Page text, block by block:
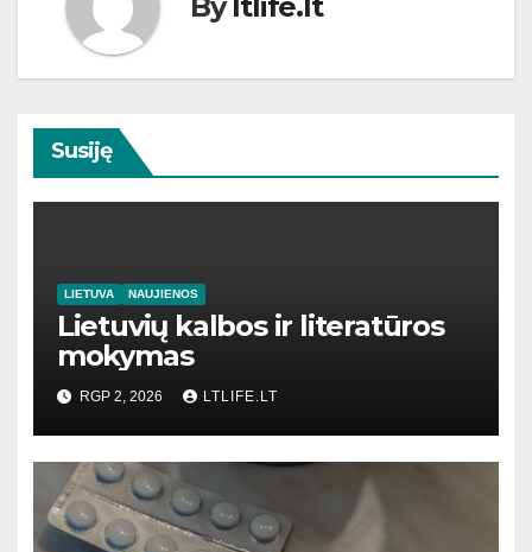
Susiję
LIETUVA NAUJIENOS
Lietuvių kalbos ir literatūros
mokymas
RGP 2, 2026 LTLIFE.LT